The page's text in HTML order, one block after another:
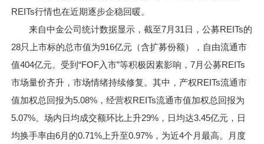
REITs行情也在近期逐步企稳回暖。
来自中金公司统计数据显示，截至7月31日，公募REITs的
28只上市标的总市值为916亿元（含扩募份额），自由流通市
值404亿元。受到“FOF入市”等积极因素影响，7月公募REITs
市场量价齐升，市场情绪持续修复。其中，产权REITs流通市
值加权总回报为5.08%，经营权REITs流通市值加权总回报为
5.07%。场内日均成交额环比上升29%，日均达3.45亿元，日
均换手率由6月的0.71%上升至0.97%，为近4个月最高。月度